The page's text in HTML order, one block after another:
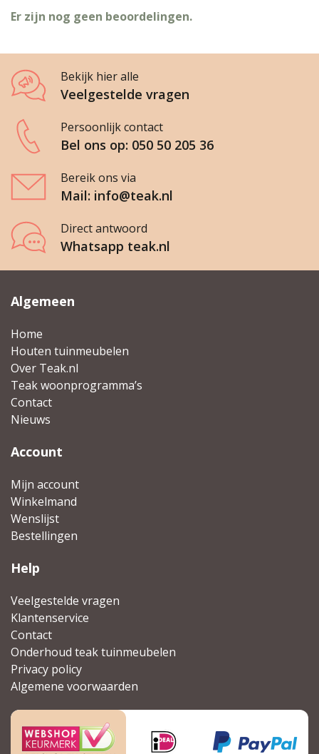
Er zijn nog geen beoordelingen.
Bekijk hier alle
Veelgestelde vragen
Persoonlijk contact
Bel ons op: 050 50 205 36
Bereik ons via
Mail: info@teak.nl
Direct antwoord
Whatsapp teak.nl
Algemeen
Home
Houten tuinmeubelen
Over Teak.nl
Teak woonprogramma’s
Contact
Nieuws
Account
Mijn account
Winkelmand
Wenslijst
Bestellingen
Help
Veelgestelde vragen
Klantenservice
Contact
Onderhoud teak tuinmeubelen
Privacy policy
Algemene voorwaarden